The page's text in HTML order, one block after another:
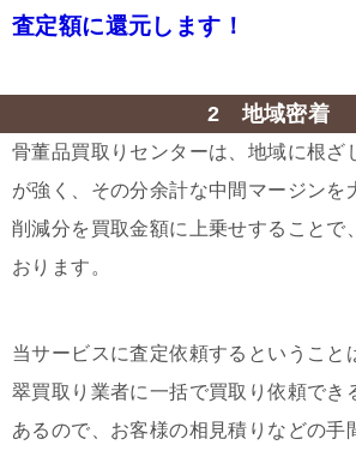
査定額に還元します！
2 地域密着
骨董品買取りセンターは、地域に根ざ
が強く、その分余計な中間マージンを
削減分を買取金額に上乗せすることで
おります。
当サービスに査定依頼するということ
翠買取り業者に一括で買取り依頼でき
あるので、お客様の相見積りなどの手